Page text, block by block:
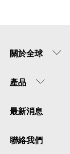
關於全球
產品
最新消息
聯絡我們